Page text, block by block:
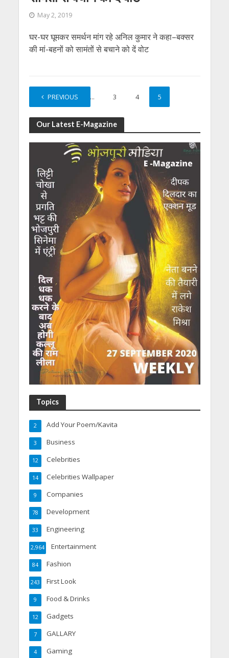
May 2, 2019
घर-घर घूमकर समर्थन मांग रहे अनिल कुमार ने कहा–बक्‍सर
की मां-बहनों को सामंतों से बचाने को दें वोट
PREVIOUS
1 … 3 4 5
Our Latest E-Magazine
Topics
Add Your Poem/Kavita
2
Business
3
Celebrities
12
Celebrities Wallpaper
14
Companies
9
Development
78
Engineering
33
Entertainment
2,964
Fashion
84
First Look
243
Food & Drinks
9
Gadgets
12
GALLARY
7
Gaming
4